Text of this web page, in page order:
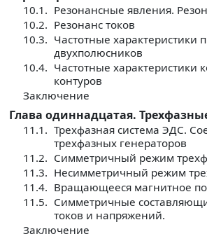
10.1. Резонансные явления.
10.2. Резонанс токов
10.3. Частотные характеристики
двухполюсников
10.4. Частотные характеристики
контуров
Заключение
Глава одиннадцатая.
11.1. Трехфазная система ЭДС.
трехфазных генераторов
11.2. Симметричный режим
11.3. Несимметричный режим
11.4. Вращающееся магнитное
11.5. Симметричные
токов и на­пряжений.
Заключение